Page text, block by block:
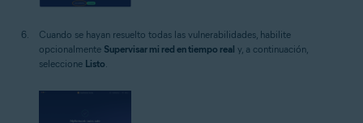
Cuando se hayan resuelto todas las vulnerabilidades, habilite
opcionalmente Supervisar mi red en tiempo real y, a continuación,
seleccione Listo